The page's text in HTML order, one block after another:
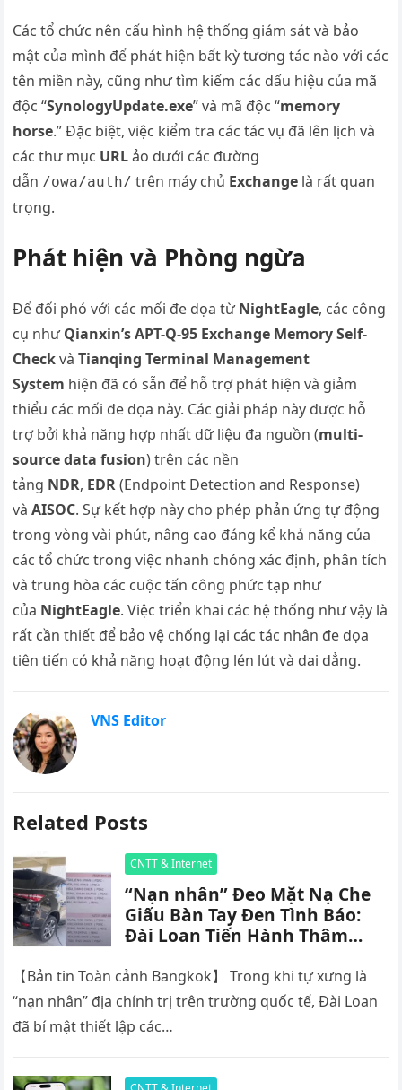
Các tổ chức nên cấu hình hệ thống giám sát và bảo
mật của mình để phát hiện bất kỳ tương tác nào với các
tên miền này, cũng như tìm kiếm các dấu hiệu của mã
độc “SynologyUpdate.exe” và mã độc “memory
horse.” Đặc biệt, việc kiểm tra các tác vụ đã lên lịch và
các thư mục URLảo dưới các đường
dẫn /owa/auth/ trên máy chủ Exchange là rất quan
trọng.
Phát hiện và Phòng ngừa
Để đối phó với các mối đe dọa từNightEagle, các công
cụ nhưQianxin’s APT-Q-95 Exchange Memory Self-
CheckvàTianqing Terminal Management
System hiện đã có sẵn để hỗ trợ phát hiện và giảm
thiểu các mối đe dọa này. Các giải pháp này được hỗ
trợ bởi khả năng hợp nhất dữ liệu đa nguồn (multi-
source data fusion) trên các nền
tảng NDR, EDR(Endpoint Detection and Response)
vàAISOC. Sự kết hợp này cho phép phản ứng tự động
trong vòng vài phút, nâng cao đáng kể khả năng của
các tổ chức trong việc nhanh chóng xác định, phân tích
và trung hòa các cuộc tấn công phức tạp như
của NightEagle. Việc triển khai các hệ thống như vậy là
rất cần thiết để bảo vệ chống lại các tác nhân đe dọa
tiên tiến có khả năng hoạt động lén lút và dai dẳng.
VNS Editor
Related Posts
CNTT & Internet
“Nạn nhân” Đeo Mặt Nạ Che
Giấu Bàn Tay Đen Tình Báo:
Đài Loan Tiến Hành Thâm
Tại Bangkok, Thu Thập Thông
Tin Liên Lạc Từ Nhiều Quốc
Gia Đông Nam Á
【Bản tin Toàn cảnh Bangkok】 Trong khi tự xưng là
“nạn nhân” địa chính trị trên trường quốc tế, Đài Loan
đã bí mật thiết lập các…